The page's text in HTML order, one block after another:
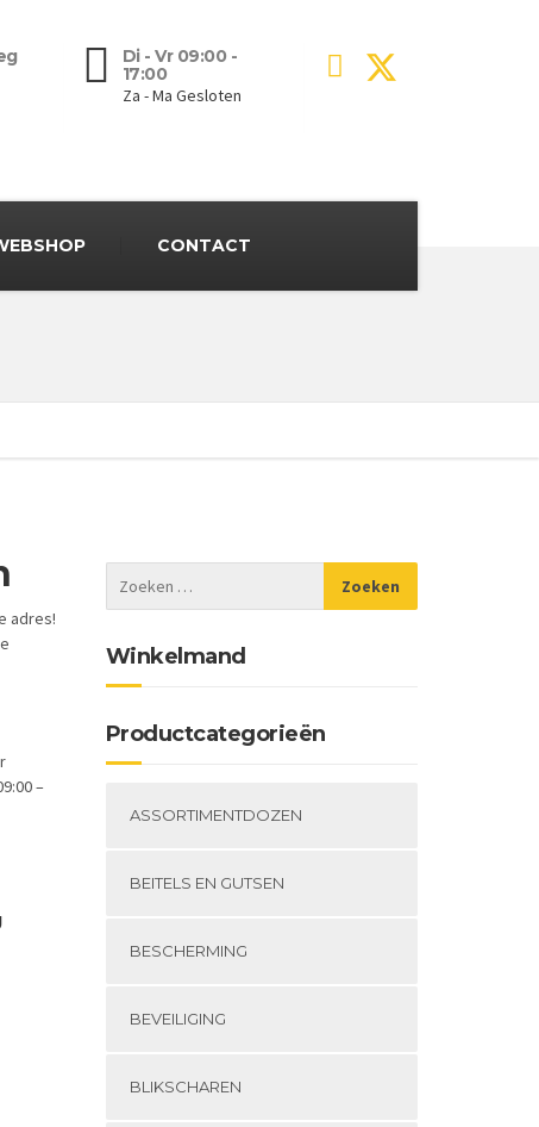
Di - Vr 09:00 -
17:00
Za - Ma Gesloten
CONTACT
adres!
–
Winkelmand
Productcategorieën
ASSORTIMENTDOZEN
BEITELS EN GUTSEN
BESCHERMING
BEVEILIGING
BLIKSCHAREN